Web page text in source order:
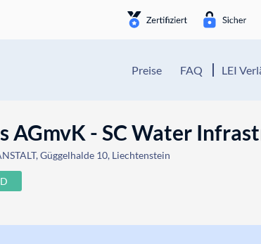
Preise FAQ LEI
AGmvK - SC Water
Güggelhalde 10, Liechtenstein